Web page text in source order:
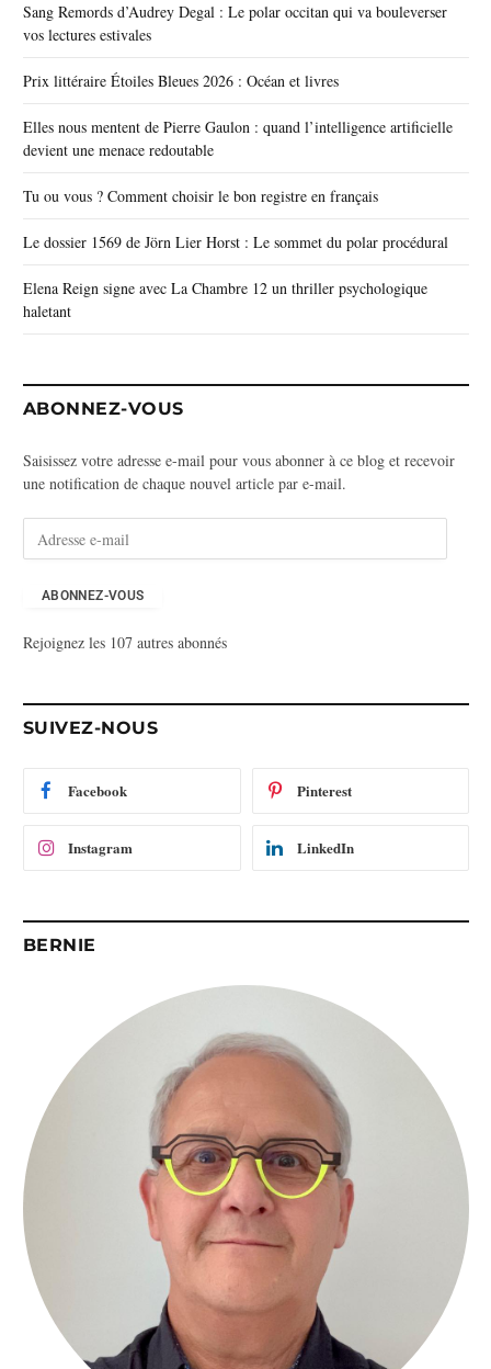
Sang Remords d’Audrey Degal : Le polar occitan qui va bouleverser
vos lectures estivales
Prix littéraire Étoiles Bleues 2026 : Océan et livres
Elles nous mentent de Pierre Gaulon : quand l’intelligence artificielle
devient une menace redoutable
Tu ou vous ? Comment choisir le bon registre en français
Le dossier 1569 de Jörn Lier Horst : Le sommet du polar procédural
Elena Reign signe avec La Chambre 12 un thriller psychologique
haletant
ABONNEZ-VOUS
Saisissez votre adresse e-mail pour vous abonner à ce blog et recevoir
une notification de chaque nouvel article par e-mail.
s
m
ABONNEZ-VOUS
Rejoignez les 107 autres abonnés
SUIVEZ-NOUS
Facebook Pinterest
Instagram LinkedIn
BERNIE